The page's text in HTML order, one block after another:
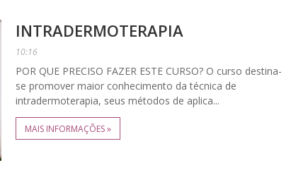
INTRADERMOTERAPIA
10:16
POR QUE PRECISO FAZER ESTE CURSO? O curso destina-
se promover maior conhecimento da técnica de
intradermoterapia, seus métodos de aplica...
MAIS INFORMAÇÕES »